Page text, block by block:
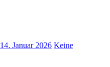
14. Januar 2026 Keine